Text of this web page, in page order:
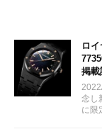
ロ
掲載
念し
に限